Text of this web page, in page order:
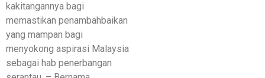
kakitangannya bagi
memastikan penambahbaikan
yang mampan bagi
menyokong aspirasi Malaysia
sebagai hab penerbangan